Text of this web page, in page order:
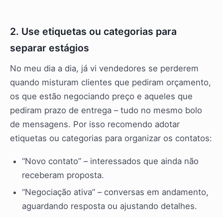
2. Use etiquetas ou categorias para
separar estágios
No meu dia a dia, já vi vendedores se perderem
quando misturam clientes que pediram orçamento,
os que estão negociando preço e aqueles que
pediram prazo de entrega – tudo no mesmo bolo
de mensagens. Por isso recomendo adotar
etiquetas ou categorias para organizar os contatos:
“Novo contato” – interessados que ainda não
receberam proposta.
“Negociação ativa” – conversas em andamento,
aguardando resposta ou ajustando detalhes.